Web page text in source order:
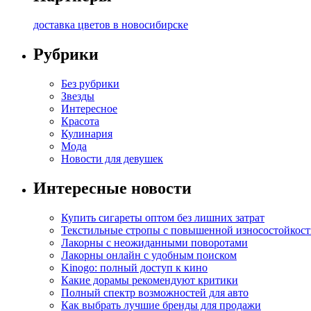
доставка цветов в новосибирске
Рубрики
Без рубрики
Звезды
Интересное
Красота
Кулинария
Мода
Новости для девушек
Интересные новости
Купить сигареты оптом без лишних затрат
Текстильные стропы с повышенной
Лакорны с неожиданными поворотами
Лакорны онлайн с удобным поиском
Kinogo: полный доступ к кино
Какие дорамы рекомендуют критики
Полный спектр возможностей для авто
Как выбрать лучшие бренды для продажи